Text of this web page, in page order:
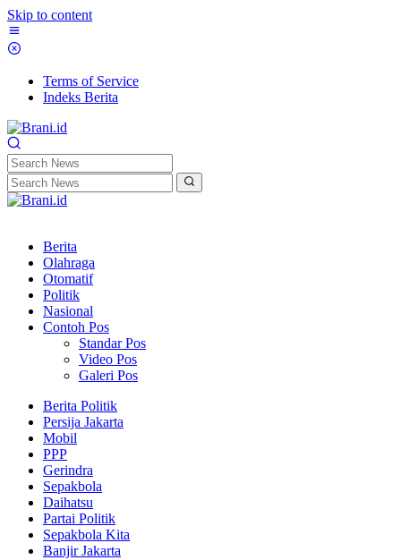
Skip to content
Terms of Service
Indeks Berita
Berita
Olahraga
Otomatif
Politik
Nasional
Contoh Pos
Standar Pos
Video Pos
Galeri Pos
Berita Politik
Persija Jakarta
Mobil
PPP
Gerindra
Sepakbola
Daihatsu
Partai Politik
Sepakbola Kita
Banjir Jakarta